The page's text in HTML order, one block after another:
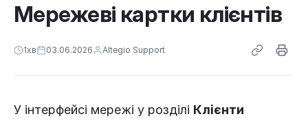
Мережеві картки клієнтів
1хв 03.06.2026 Altegio Support
У інтерфейсі мережі у розділі Клієнти